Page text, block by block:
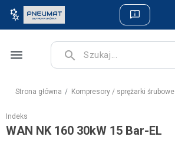
menu search
Strona główna Kompresory / sprężarki śrubowe
Indeks
WAN NK 160 30kW 15 Bar-EL